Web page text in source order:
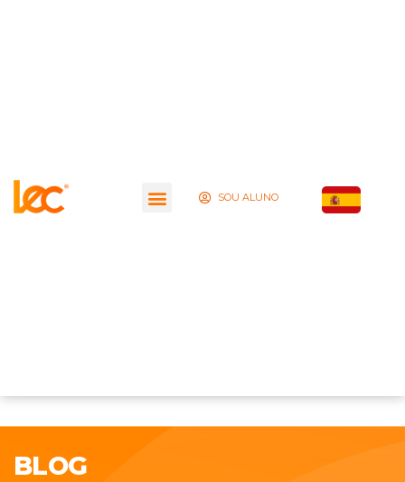
SOU ALUNO
BLOG